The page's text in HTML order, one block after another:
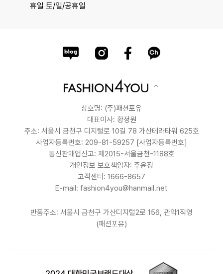
휴일 토/일/공휴일
상호명: (주)패션포유
대표이사: 황정원
주소: 서울시 금천구 디지털로 10길 78 가산테라타워 625호
사업자등록번호: 209-81-59257 [사업자등록번호]
통신판매업신고: 제2015-서울금천-1188호
개인정보 보호책임자: 주윤정
고객센터: 1666-8657
E-mail: fashion4you@hanmail.net
반품주소: 서울시 금천구 가산디지털2로 156, 관악1직영
(패션포유)